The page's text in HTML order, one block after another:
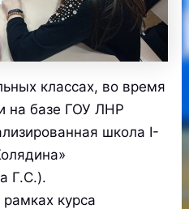
классах, во время
на базе ГОУ ЛНР
школа I-
Г.С.).
курса